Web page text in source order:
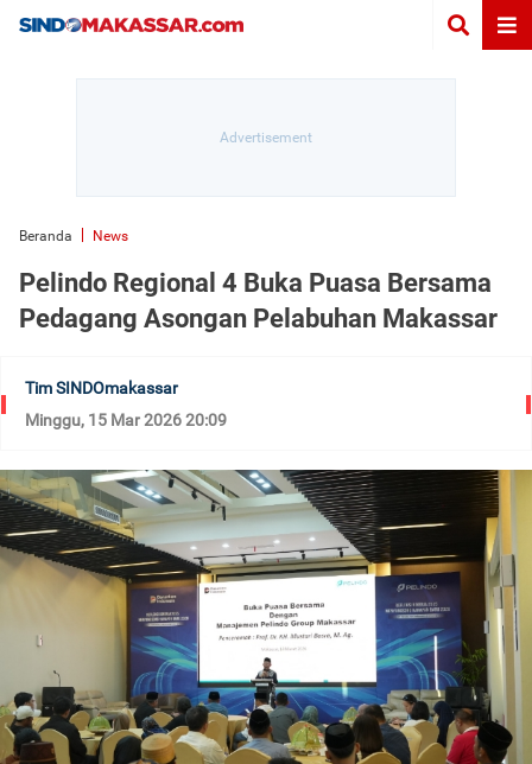
Beranda News
Pelindo Regional 4 Buka Puasa Bersama
Pedagang Asongan Pelabuhan Makassar
Tim SINDOmakassar
Minggu, 15 Mar 2026 20:09